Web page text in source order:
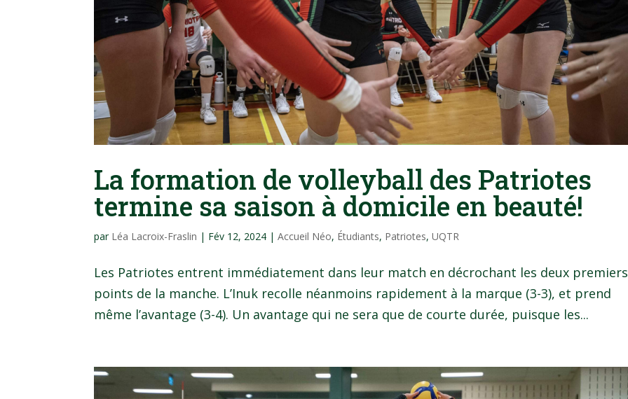
La formation de volleyball des Patriotes
termine sa saison à domicile en beauté!
par Léa Lacroix-Fraslin | Fév 12, 2024 |Accueil Néo, Étudiants, Patriotes,UQTR
Les Patriotes entrent immédiatement dans leur match en décrochant les deux premiers
points de la manche. L’Inuk recolle néanmoins rapidement à la marque (3-3), et prend
même l’avantage (3-4). Un avantage qui ne sera que de courte durée, puisque les...